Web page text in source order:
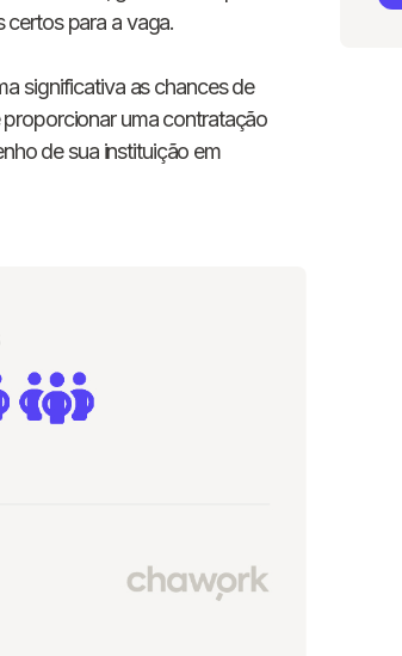
certos para a vaga.
significativa as chances de
uma contratação
de sua instituição em
Digite seu telefone